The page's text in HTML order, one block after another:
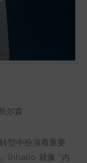
尔森
型中扮演着重要
Inhalio 就像 "内